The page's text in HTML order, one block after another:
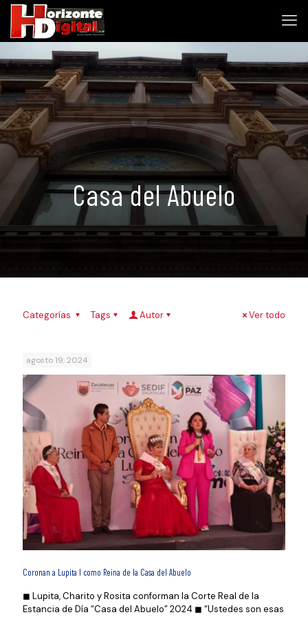
Casa del Abuelo
Categorías Tags Autor Ver todo
agosto 19, 2024
Coronan a Lupita l como Reina de la Casa del Abuelo
◼ Lupita, Charito y Rosita conforman la Corte Real de la
Estancia de Día “Casa del Abuelo” 2024 ◼ “Ustedes son esas